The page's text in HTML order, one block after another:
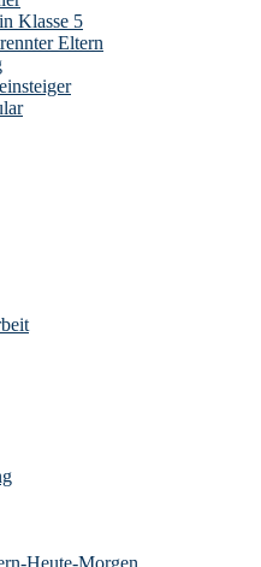
Klasse 5
Eltern
Heute-Morgen